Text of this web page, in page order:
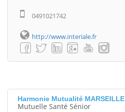
0491021742
http://www.interiale.fr
Harmonie Mutualité MARSEILLE
Mutuelle Santé Sénior